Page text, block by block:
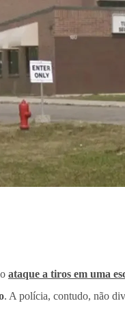
ataque a tiros em uma
. A polícia, contudo, não